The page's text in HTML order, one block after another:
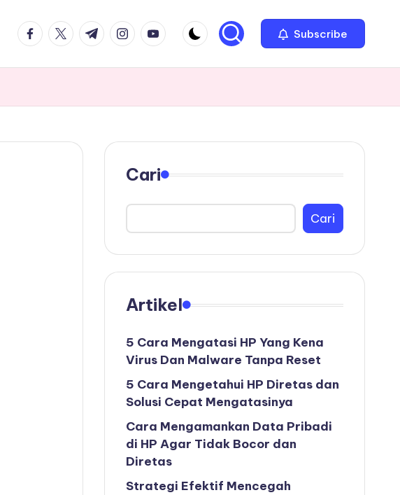
facebook.com
twitter.com
t.me instagram.com
youtube.com Subscribe
Cari
Cari
Artikel
5 Cara Mengatasi HP Yang Kena
Virus Dan Malware Tanpa Reset
5 Cara Mengetahui HP Diretas dan
Solusi Cepat Mengatasinya
Cara Mengamankan Data Pribadi
di HP Agar Tidak Bocor dan
Diretas
Strategi Efektif Mencegah